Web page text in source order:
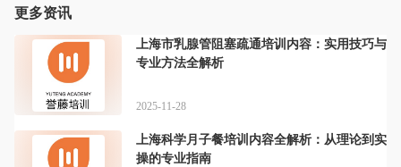
更多资讯
上海市乳腺管阻塞疏通培训内容：实用技巧与
专业方法全解析
2025-11-28
上海科学月子餐培训内容全解析：从理论到实
操的专业指南